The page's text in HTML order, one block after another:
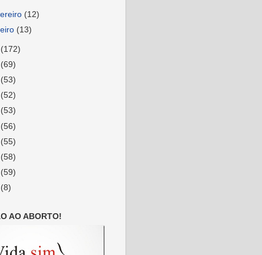
(12)
(13)
(172)
(69)
(53)
(52)
(53)
(56)
(55)
(58)
(59)
(8)
AO ABORTO!